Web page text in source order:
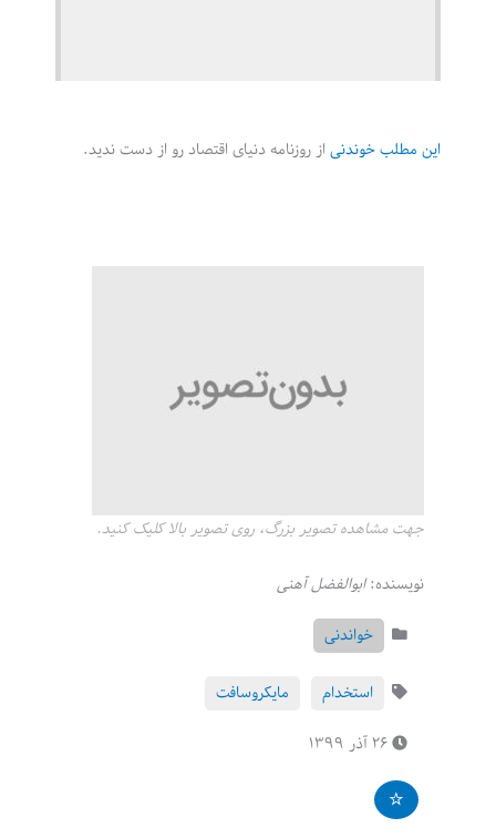
این مطلب خوندنی از روزنامه دنیای اقتصاد رو از دست ندید.
جهت مشاهده تصویر بزرگ، روی تصویر بالا کلیک کنید.
نویسنده:ابوالفضل آهنی
خواندنی
استخدام
مایکروسافت